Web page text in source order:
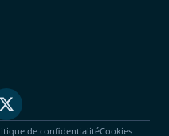
de confidentialitéCookies